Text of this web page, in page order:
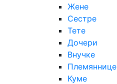
Жене
Сестре
Тете
Дочери
Внучке
Племяннице
Куме